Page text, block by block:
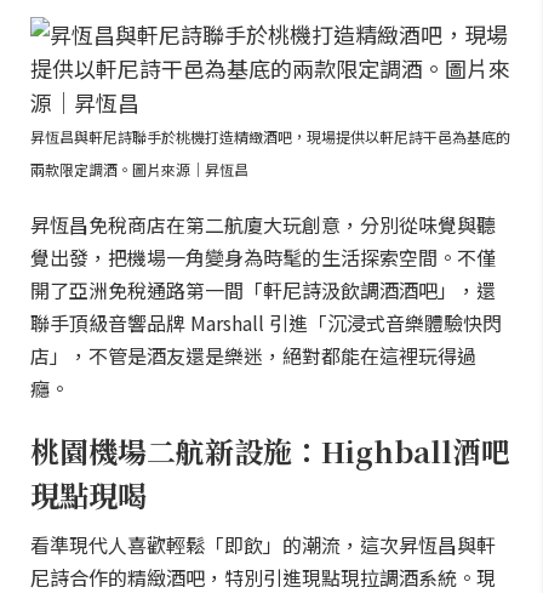
昇恆昌與軒尼詩聯手於桃機打造精緻酒吧，現場提供以軒尼詩干邑為基底的
兩款限定調酒。圖片來源｜昇恆昌
昇恆昌免稅商店在第二航廈大玩創意，分別從味覺與聽
覺出發，把機場一角變身為時髦的生活探索空間。不僅
開了亞洲免稅通路第一間「軒尼詩汲飲調酒酒吧」，還
聯手頂級音響品牌 Marshall 引進「沉浸式音樂體驗快閃
店」，不管是酒友還是樂迷，絕對都能在這裡玩得過
癮。
桃園機場二航新設施：Highball酒吧
現點現喝
看準現代人喜歡輕鬆「即飲」的潮流，這次昇恆昌與軒
尼詩合作的精緻酒吧，特別引進現點現拉調酒系統。現